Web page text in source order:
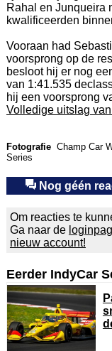
Rahal en Junqueira
kwalificeerden
Vooraan had
voorsprong op de
besloot hij er nog
van 1:41.535
hij een voorsprong
Volledige uitslag
Fotografie Champ Car
Series
Nog géén
Om reacties te
Ga naar de
nieuw account!
Eerder IndyCar